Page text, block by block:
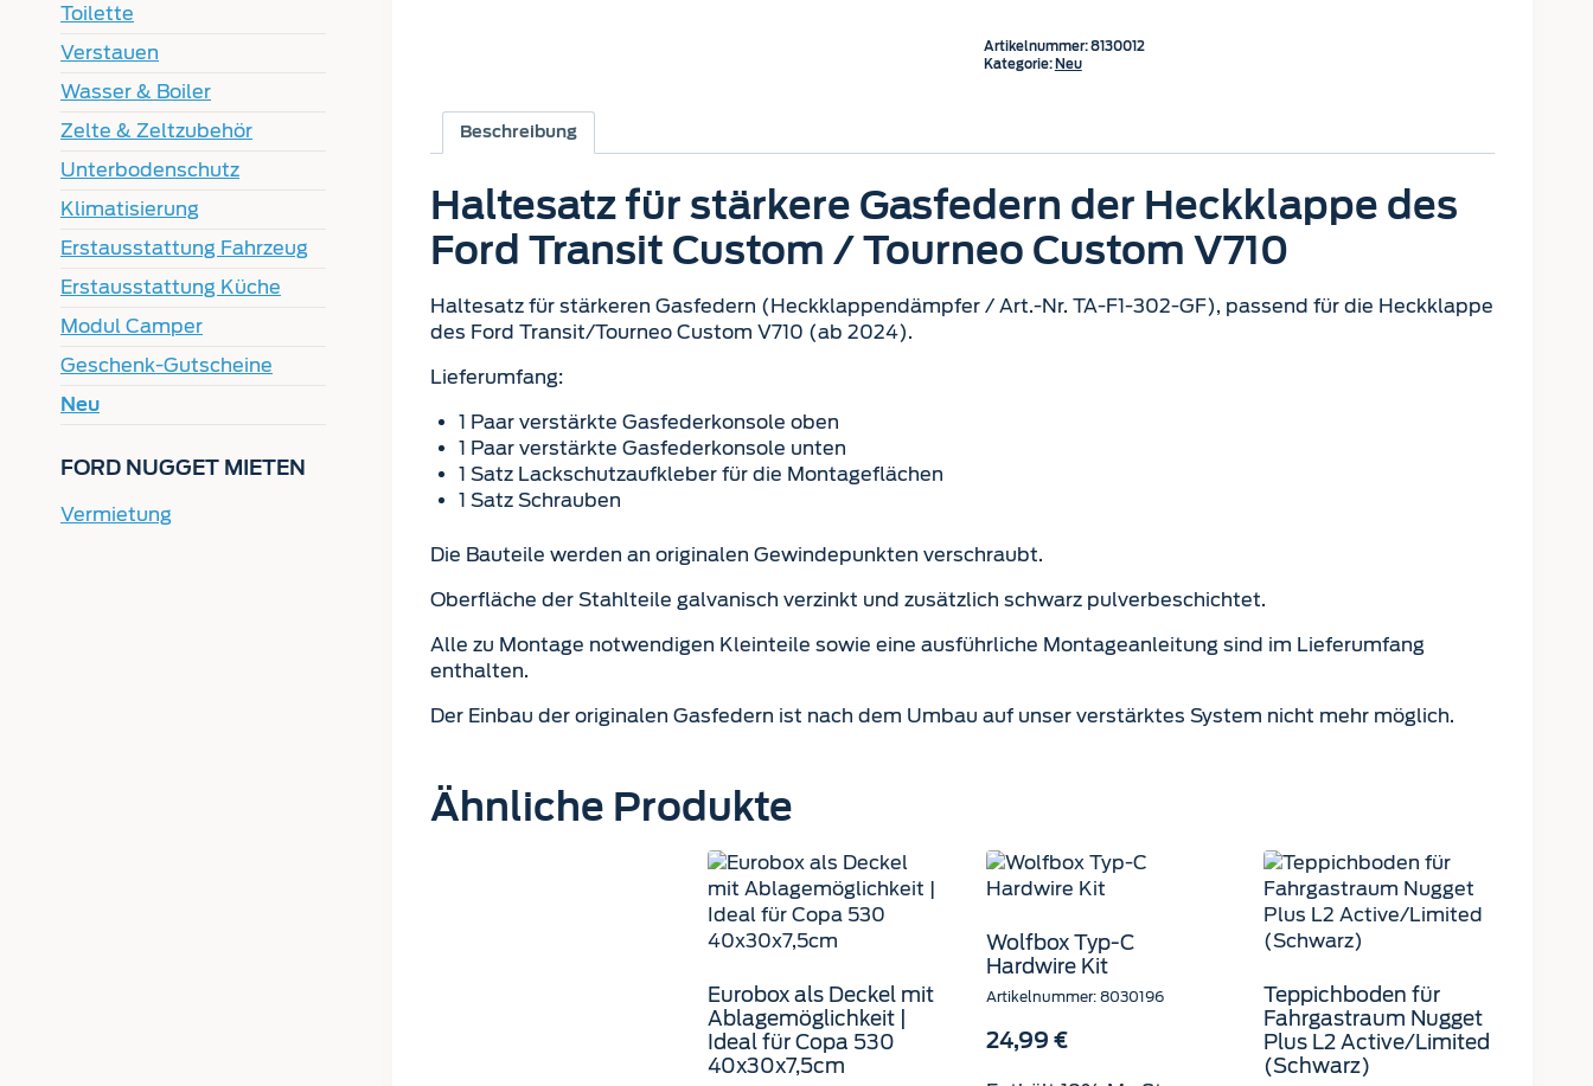
Artikelnummer:8130012
Kategorie: Neu
Beschreibung
Haltesatz für stärkere Gasfedern der Heckklappe des
Ford Transit Custom / Tourneo Custom V710
Haltesatz für stärkeren Gasfedern (Heckklappendämpfer / Art.-Nr. TA-F1-302-GF), passend für die Heckklappe
des Ford Transit/Tourneo Custom V710 (ab 2024).
Lieferumfang:
1 Paar verstärkte Gasfederkonsole oben
1 Paar verstärkte Gasfederkonsole unten
1 Satz Lackschutzaufkleber für die Montageflächen
1 Satz Schrauben
Die Bauteile werden an originalen Gewindepunkten verschraubt.
Oberfläche der Stahlteile galvanisch verzinkt und zusätzlich schwarz pulverbeschichtet.
Alle zu Montage notwendigen Kleinteile sowie eine ausführliche Montageanleitung sind im Lieferumfang
enthalten.
Der Einbau der originalen Gasfedern ist nach dem Umbau auf unser verstärktes System nicht mehr möglich.
Ähnliche Produkte
Eurobox als Deckel mit
Ablagemöglichkeit |
Ideal für Copa 530
40x30x7,5cm
Wolfbox Typ-C
Hardwire Kit
Artikelnummer: 8030196
24,99 €
Teppichboden für
Fahrgastraum Nugget
Plus L2 Active/Limited
(Schwarz)
Toilette
Verstauen
Wasser & Boiler
Zelte & Zeltzubehör
Unterbodenschutz
Klimatisierung
Erstausstattung Fahrzeug
Erstausstattung Küche
Modul Camper
Geschenk-Gutscheine
Neu
FORD NUGGET MIETEN
Vermietung